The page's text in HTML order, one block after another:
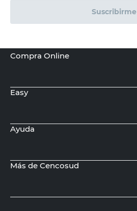
Suscribirme
Compra Online
Easy
Ayuda
Más de Cencosud